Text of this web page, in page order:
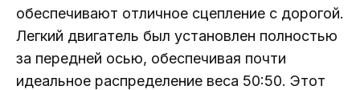
обеспечивают отличное сцепление с дорогой.
Легкий двигатель был установлен полностью
за передней осью, обеспечивая почти
идеальное распределение веса 50:50. Этот